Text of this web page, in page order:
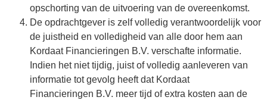
opschorting van de uitvoering van de overeenkomst.
De opdrachtgever is zelf volledig verantwoordelijk voor
de juistheid en volledigheid van alle door hem aan
Kordaat Financieringen B.V. verschafte informatie.
Indien het niet tijdig, juist of volledig aanleveren van
informatie tot gevolg heeft dat Kordaat
Financieringen B.V. meer tijd of extra kosten aan de